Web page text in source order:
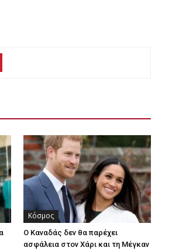
Κόσμος
Ο Καναδάς δεν θα παρέχει
ασφάλεια στον Χάρι και τη Μέγκαν